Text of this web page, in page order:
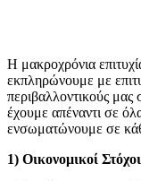
Η μακροχρόνια
εκπληρώνουμε με
περιβαλλοντικούς
έχουμε απέναντι σε
ενσωματώνουμε σε
1) Οικονομικοί Στόχοι